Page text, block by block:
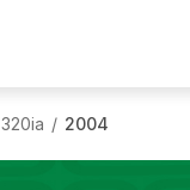
320ia / 2004